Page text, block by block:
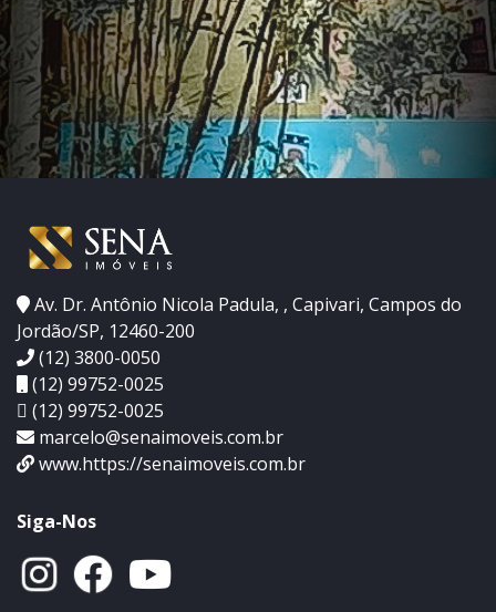
Av. Dr. Antônio Nicola Padula, , Capivari, Campos do
Jordão/SP, 12460-200
(12) 3800-0050
(12) 99752-0025
(12) 99752-0025
marcelo@senaimoveis.com.br
www.https://senaimoveis.com.br
Siga-Nos